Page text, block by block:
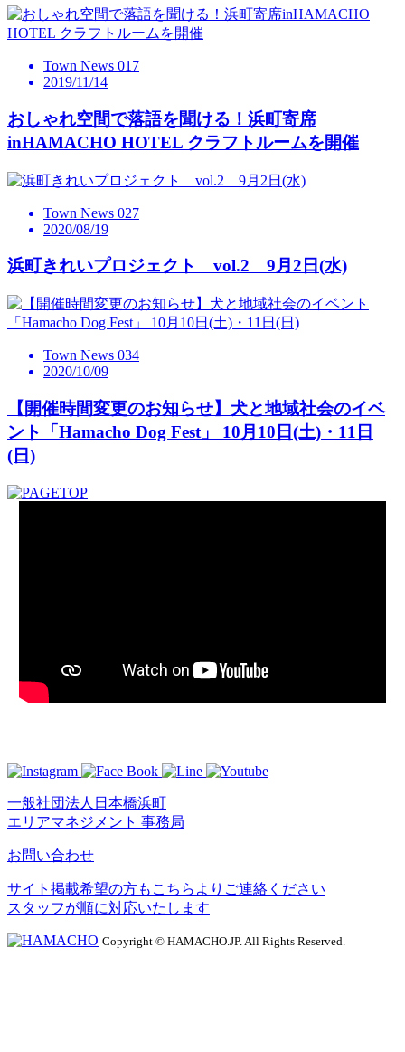
Town News 017
2019/11/14
おしゃれ空間で落語を聞ける！浜町寄席
inHAMACHO HOTEL クラフトルームを開催
Town News 027
2020/08/19
浜町きれいプロジェクト vol.2 9月2日(水)
Town News 034
2020/10/09
【開催時間変更のお知らせ】犬と地域社会のイベ
ント「Hamacho Dog Fest」 10月10日(土)・11日
(日)
一般社団法人日本橋浜町
エリアマネジメント 事務局
お問い合わせ
サイト掲載希望の方もこちらよりご連絡ください
スタッフが順に対応いたします
Copyright © HAMACHO.JP. All Rights Reserved.